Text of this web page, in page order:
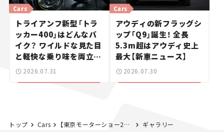
トライアンフ新型「トラ
ッカー400」はどんなバ
イク？ ワイルドな見た目
と軽快な乗り味を両立し
た400ccフラットトラッ
Cars
2026.07.31
アウディの新フラッグシ
ップ「Q9」誕生！ 全長
5.3m超はアウディ史上
最大【新車ニュース】
Cars
2026.07.30
トップ Cars 【東京モーターショー2019】国内メーカーの見どころまとめ！ホンダ・スズキ・カワサキ編 ギャラリー